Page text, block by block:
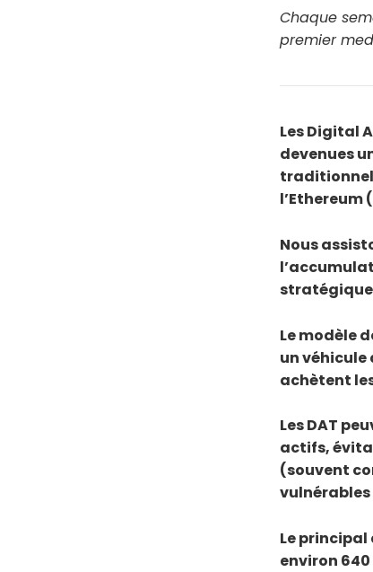
Chaque
premier
Les Digital
devenues
l’Ethereum
Nous
Le modèle
un véhicule
achètent
Les DAT
actifs,
(souvent
Le
environ 640